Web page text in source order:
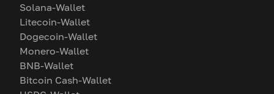
Solana-Wallet
Litecoin-Wallet
Dogecoin-Wallet
Monero-Wallet
BNB-Wallet
Bitcoin Cash-Wallet